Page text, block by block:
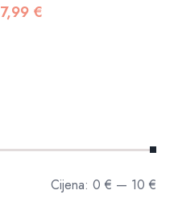
Izvorna
7,99 €Trenutna
Cijena: 0 € — 10 €